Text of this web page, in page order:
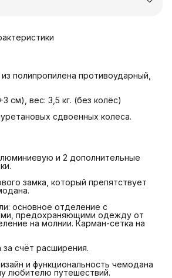
полипропилена противоударный,
см), вес: 3,5 кг. (без колёс)
сдвоенных колеса.
и 2 дополнительные
замка, который препятствует
основное отделение с
предохраняющими одежду от
на молнии. Карман-сетка на
счёт расширения.
и функциональность чемодана
любителю путешествий.